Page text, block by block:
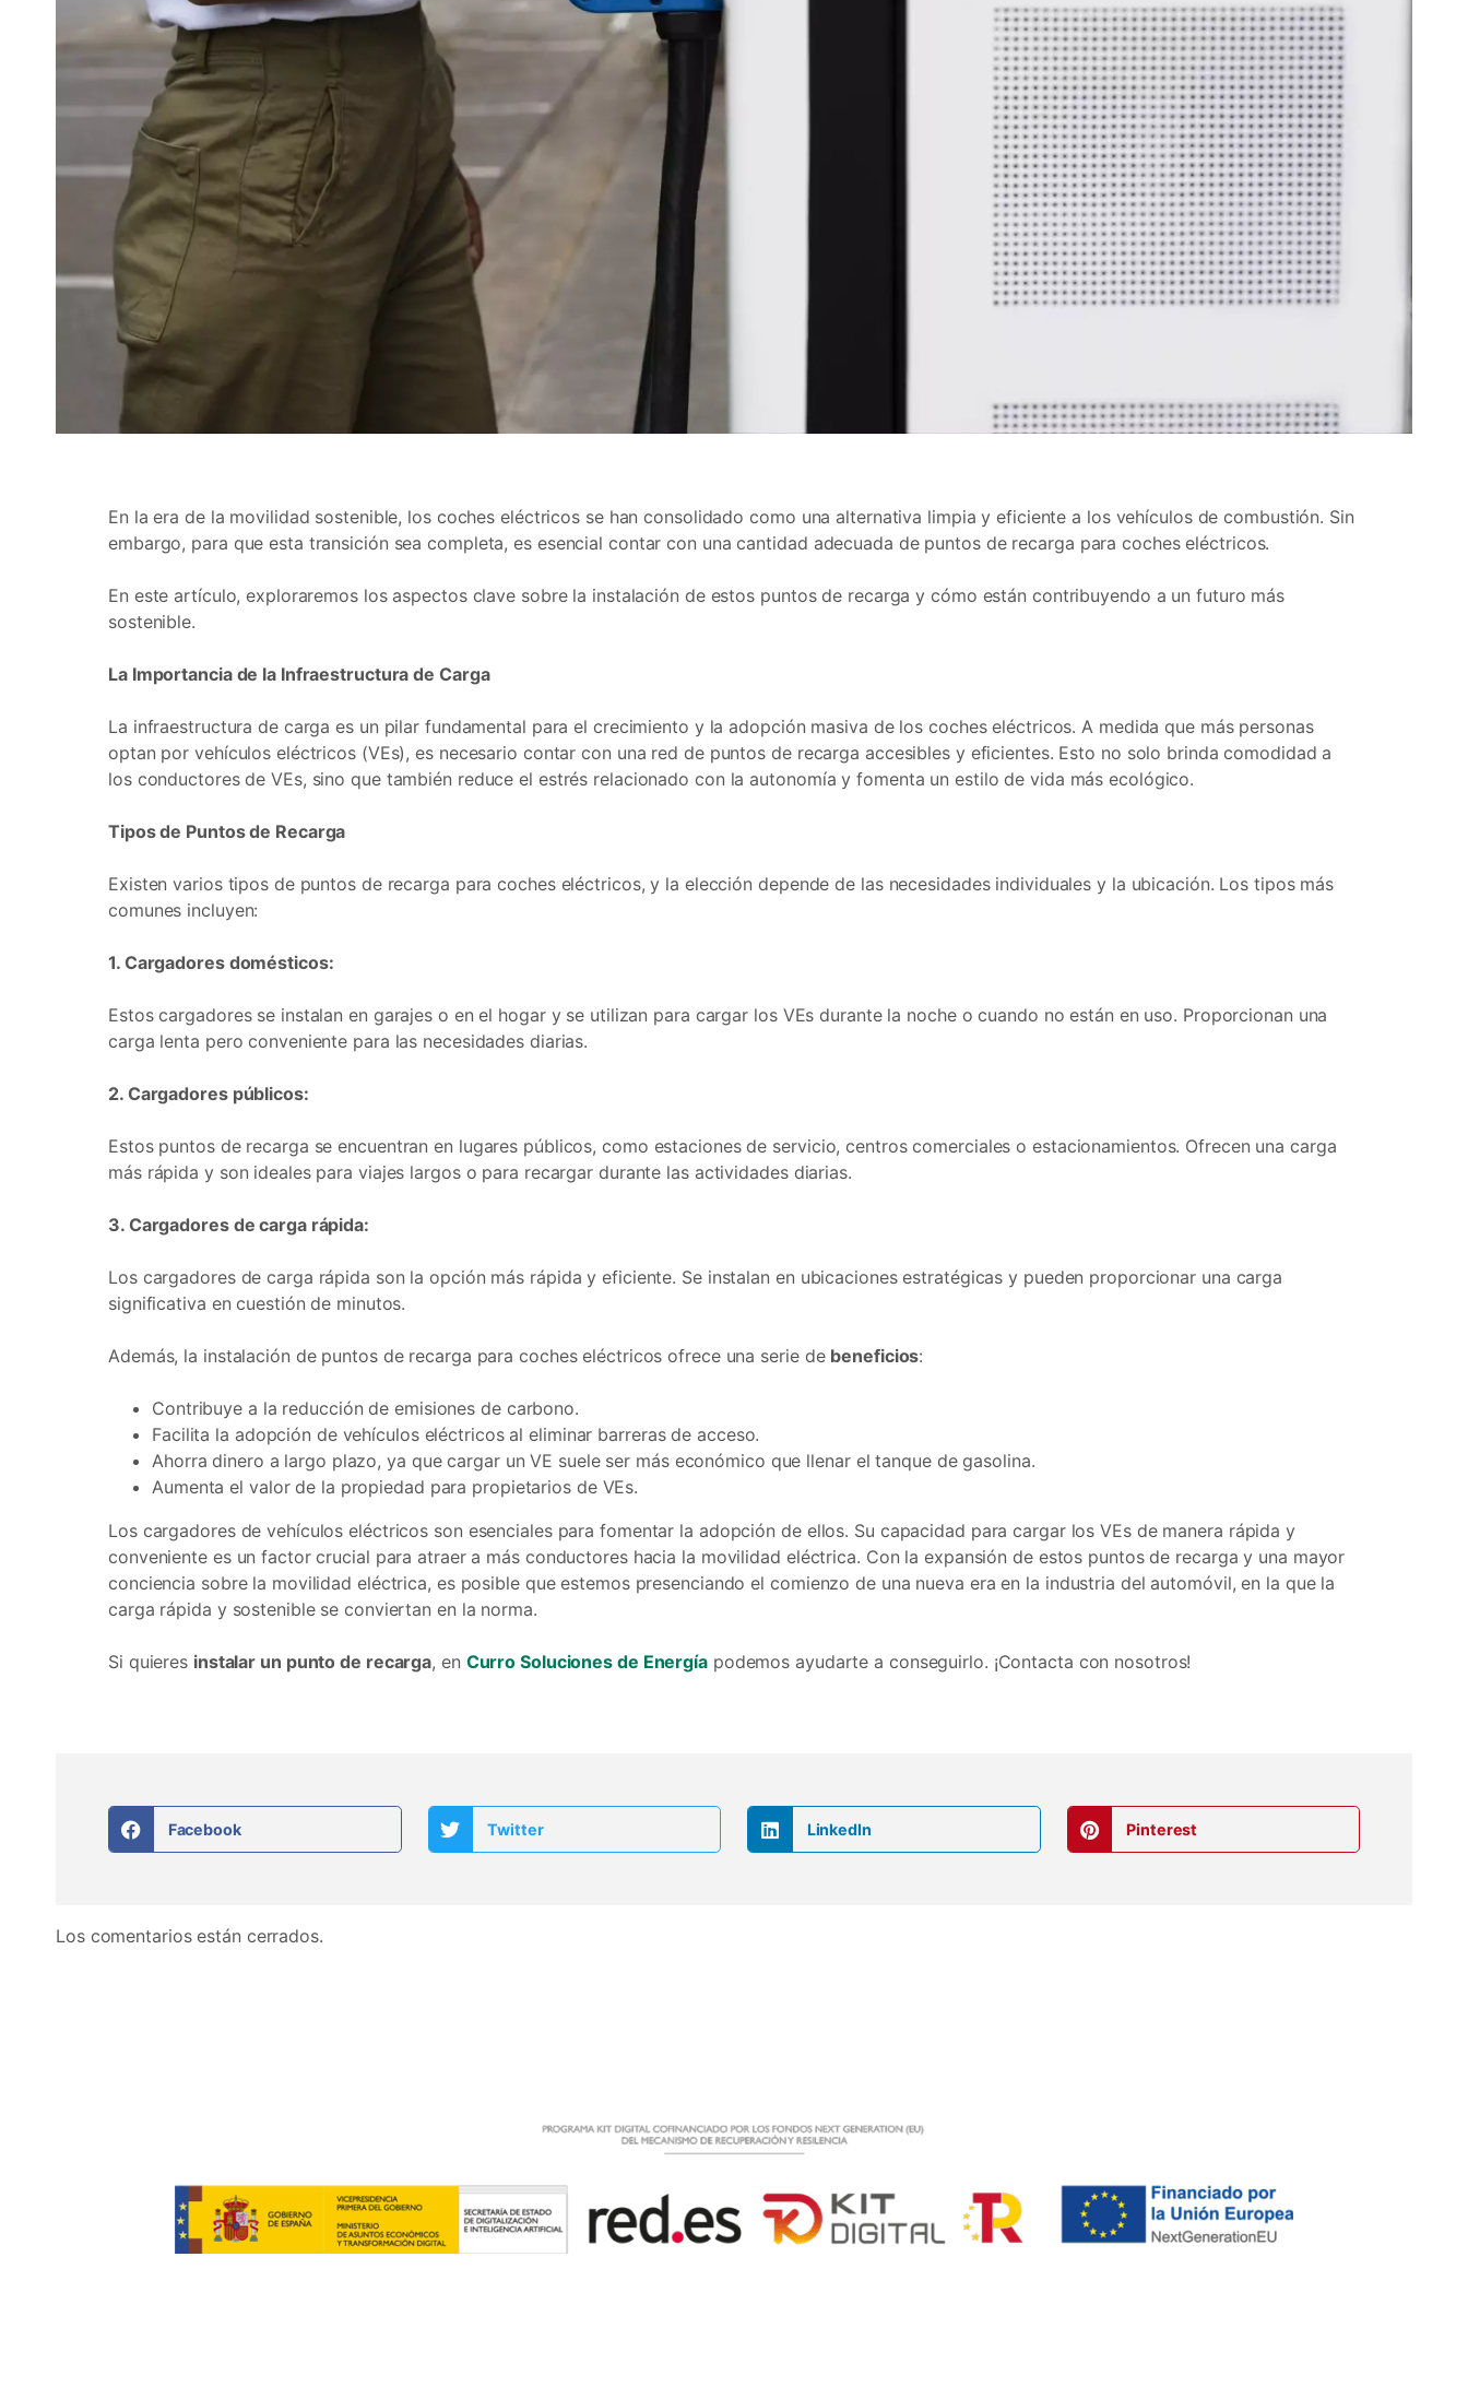
En la era de la movilidad sostenible, los coches eléctricos se han consolidado como una alternativa limpia y eficiente a los vehículos de combustión. Sin
embargo, para que esta transición sea completa, es esencial contar con una cantidad adecuada de puntos de recarga para coches eléctricos.
En este artículo, exploraremos los aspectos clave sobre la instalación de estos puntos de recarga y cómo están contribuyendo a un futuro más
sostenible.
La Importancia de la Infraestructura de Carga
La infraestructura de carga es un pilar fundamental para el crecimiento y la adopción masiva de los coches eléctricos. A medida que más personas
optan por vehículos eléctricos (VEs), es necesario contar con una red de puntos de recarga accesibles y eficientes. Esto no solo brinda comodidad a
los conductores de VEs, sino que también reduce el estrés relacionado con la autonomía y fomenta un estilo de vida más ecológico.
Tipos de Puntos de Recarga
Existen varios tipos de puntos de recarga para coches eléctricos, y la elección depende de las necesidades individuales y la ubicación. Los tipos más
comunes incluyen:
1. Cargadores domésticos:
Estos cargadores se instalan en garajes o en el hogar y se utilizan para cargar los VEs durante la noche o cuando no están en uso. Proporcionan una
carga lenta pero conveniente para las necesidades diarias.
2. Cargadores públicos:
Estos puntos de recarga se encuentran en lugares públicos, como estaciones de servicio, centros comerciales o estacionamientos. Ofrecen una carga
más rápida y son ideales para viajes largos o para recargar durante las actividades diarias.
3. Cargadores de carga rápida:
Los cargadores de carga rápida son la opción más rápida y eficiente. Se instalan en ubicaciones estratégicas y pueden proporcionar una carga
significativa en cuestión de minutos.
Además, la instalación de puntos de recarga para coches eléctricos ofrece una serie de beneficios:
Contribuye a la reducción de emisiones de carbono.
Facilita la adopción de vehículos eléctricos al eliminar barreras de acceso.
Ahorra dinero a largo plazo, ya que cargar un VE suele ser más económico que llenar el tanque de gasolina.
Aumenta el valor de la propiedad para propietarios de VEs.
Los cargadores de vehículos eléctricos son esenciales para fomentar la adopción de ellos. Su capacidad para cargar los VEs de manera rápida y
conveniente es un factor crucial para atraer a más conductores hacia la movilidad eléctrica. Con la expansión de estos puntos de recarga y una mayor
conciencia sobre la movilidad eléctrica, es posible que estemos presenciando el comienzo de una nueva era en la industria del automóvil, en la que la
carga rápida y sostenible se conviertan en la norma.
Si quieres instalar un punto de recarga, en Curro Soluciones de Energíapodemos ayudarte a conseguirlo. ¡Contacta con nosotros!
Facebook Twitter LinkedIn Pinterest
Los comentarios están cerrados.